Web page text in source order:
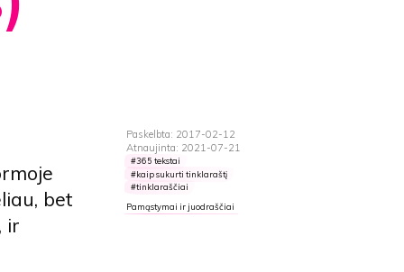
Paskelbta: 2017-02-12
Atnaujinta: 2021-07-21
365 tekstai
kaip sukurti tinklaraštį
tinklaraščiai
Pamąstymai ir juodraščiai
bet
ir